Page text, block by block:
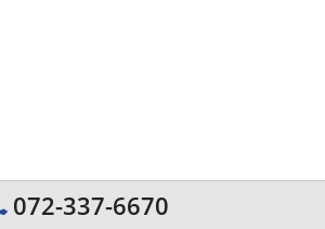
072-337-6670